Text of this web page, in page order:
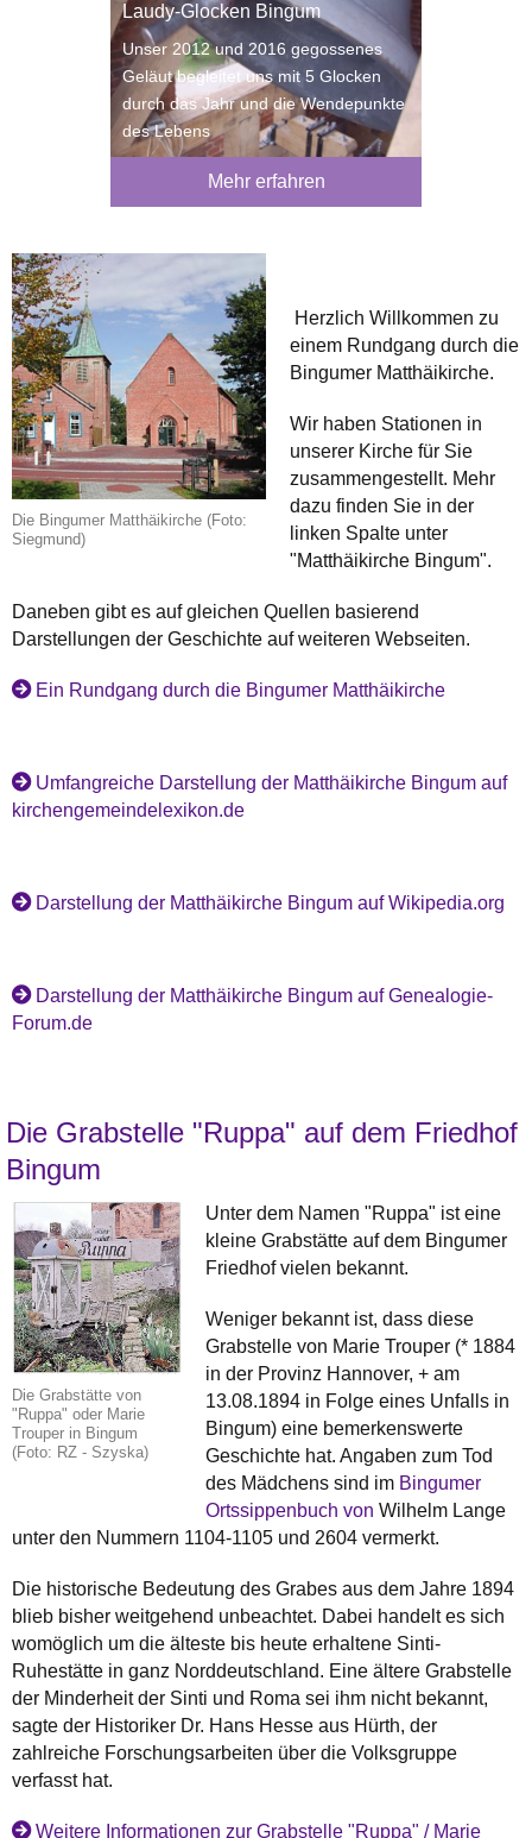
Laudy-Glocken Bingum
Unser 2012 und 2016 gegossenes
Geläut begleitet uns mit 5 Glocken
durch das Jahr und die Wendepunkte
des Lebens
Mehr erfahren
Die Bingumer Matthäikirche (Foto:
Siegmund)
Herzlich Willkommen zu
einem Rundgang durch die
Bingumer Matthäikirche.
Wir haben Stationen in
unserer Kirche für Sie
zusammengestellt. Mehr
dazu finden Sie in der
linken Spalte unter
"Matthäikirche Bingum".
Daneben gibt es auf gleichen Quellen basierend
Darstellungen der Geschichte auf weiteren Webseiten.
Ein Rundgang durch die Bingumer Matthäikirche
Umfangreiche Darstellung der Matthäikirche Bingum auf
kirchengemeindelexikon.de
Darstellung der Matthäikirche Bingum auf Wikipedia.org
Darstellung der Matthäikirche Bingum auf Genealogie-
Forum.de
Die Grabstelle "Ruppa" auf dem Friedhof
Bingum
Die Grabstätte von
"Ruppa" oder Marie
Trouper in Bingum
(Foto: RZ - Szyska)
Unter dem Namen "Ruppa" ist eine
kleine Grabstätte auf dem Bingumer
Friedhof vielen bekannt.
Weniger bekannt ist, dass diese
Grabstelle von Marie Trouper (* 1884
in der Provinz Hannover, + am
13.08.1894 in Folge eines Unfalls in
Bingum) eine bemerkenswerte
Geschichte hat. Angaben zum Tod
des Mädchens sind im Bingumer
Ortssippenbuch von Wilhelm Lange
unter den Nummern 1104-1105 und 2604 vermerkt.
Die historische Bedeutung des Grabes aus dem Jahre 1894
blieb bisher weitgehend unbeachtet. Dabei handelt es sich
womöglich um die älteste bis heute erhaltene Sinti-
Ruhestätte in ganz Norddeutschland. Eine ältere Grabstelle
der Minderheit der Sinti und Roma sei ihm nicht bekannt,
sagte der Historiker Dr. Hans Hesse aus Hürth, der
zahlreiche Forschungsarbeiten über die Volksgruppe
verfasst hat.
Weitere Informationen zur Grabstelle "Ruppa" / Marie